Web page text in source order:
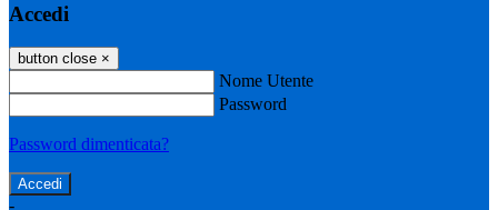
Accedi
button close ×
Nome Utente
Password
Password dimenticata?
-